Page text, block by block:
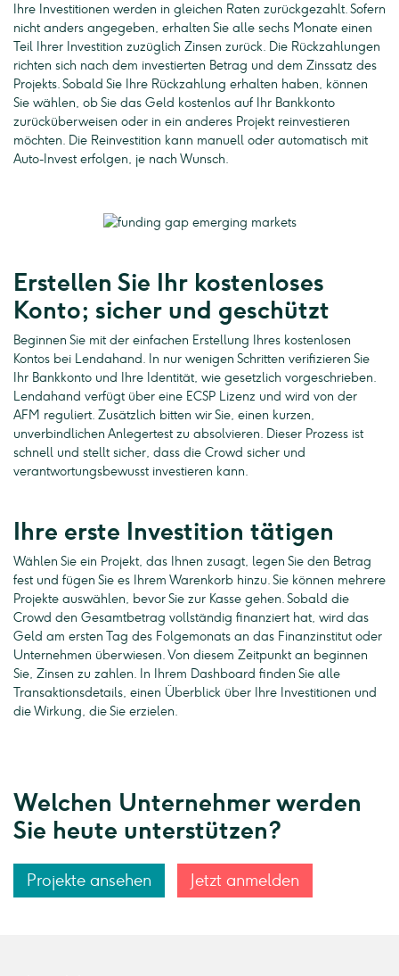
Ihre Investitionen werden in gleichen Raten zurückgezahlt. Sofern
nicht anders angegeben, erhalten Sie alle sechs Monate einen
Teil Ihrer Investition zuzüglich Zinsen zurück. Die Rückzahlungen
richten sich nach dem investierten Betrag und dem Zinssatz des
Projekts. Sobald Sie Ihre Rückzahlung erhalten haben, können
Sie wählen, ob Sie das Geld kostenlos auf Ihr Bankkonto
zurücküberweisen oder in ein anderes Projekt reinvestieren
möchten. Die Reinvestition kann manuell oder automatisch mit
Auto-Invest erfolgen, je nach Wunsch.
Erstellen Sie Ihr kostenloses
Konto; sicher und geschützt
Beginnen Sie mit der einfachen Erstellung Ihres kostenlosen
Kontos bei Lendahand. In nur wenigen Schritten verifizieren Sie
Ihr Bankkonto und Ihre Identität, wie gesetzlich vorgeschrieben.
Lendahand verfügt über eine ECSP Lizenz und wird von der
AFM reguliert. Zusätzlich bitten wir Sie, einen kurzen,
unverbindlichen Anlegertest zu absolvieren. Dieser Prozess ist
schnell und stellt sicher, dass die Crowd sicher und
verantwortungsbewusst investieren kann.
Ihre erste Investition tätigen
Wählen Sie ein Projekt, das Ihnen zusagt, legen Sie den Betrag
fest und fügen Sie es Ihrem Warenkorb hinzu. Sie können mehrere
Projekte auswählen, bevor Sie zur Kasse gehen. Sobald die
Crowd den Gesamtbetrag vollständig finanziert hat, wird das
Geld am ersten Tag des Folgemonats an das Finanzinstitut oder
Unternehmen überwiesen. Von diesem Zeitpunkt an beginnen
Sie, Zinsen zu zahlen. In Ihrem Dashboard finden Sie alle
Transaktionsdetails, einen Überblick über Ihre Investitionen und
die Wirkung, die Sie erzielen.
Welchen Unternehmer werden
Sie heute unterstützen?
Projekte ansehen Jetzt anmelden